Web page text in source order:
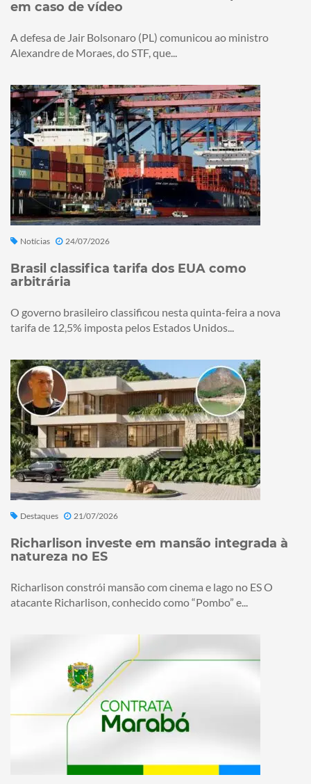
em caso de vídeo
A defesa de Jair Bolsonaro (PL) comunicou ao ministro
Alexandre de Moraes, do STF, que...
Notícias 24/07/2026
Brasil classifica tarifa dos EUA como
arbitrária
O governo brasileiro classificou nesta quinta-feira a nova
tarifa de 12,5% imposta pelos Estados Unidos...
Destaques 21/07/2026
Richarlison investe em mansão integrada à
natureza no ES
Richarlison constrói mansão com cinema e lago no ES O
atacante Richarlison, conhecido como “Pombo” e...